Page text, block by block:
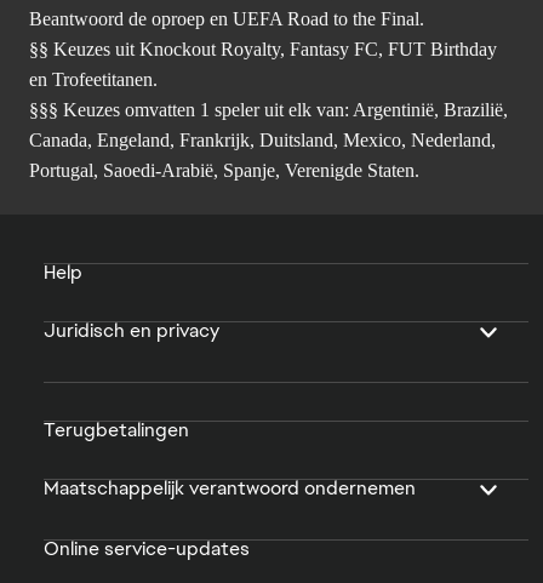
Beantwoord de oproep en UEFA Road to the Final.
§§ Keuzes uit Knockout Royalty, Fantasy FC, FUT Birthday
en Trofeetitanen.
§§§ Keuzes omvatten 1 speler uit elk van: Argentinië, Brazilië,
Canada, Engeland, Frankrijk, Duitsland, Mexico, Nederland,
Portugal, Saoedi-Arabië, Spanje, Verenigde Staten.
Help
Juridisch en privacy
Terugbetalingen
Maatschappelijk verantwoord ondernemen
Online service-updates